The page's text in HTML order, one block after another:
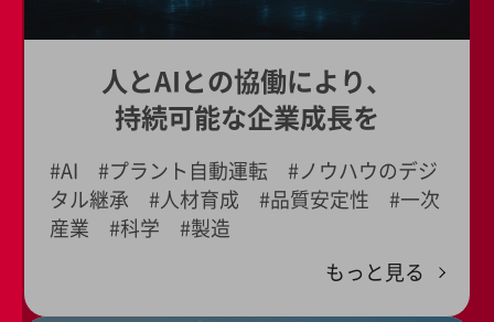
ドコモBiz データ無制限 ドコモ MAX ドコモ mini ドコモBiz かけ放
ケータイプラン
5Gデータプラス
データプラス
IoT向け回線料金
端末の一元管理
人とAIとの協働により、
持続可能な企業成長を
#AI #プラント自動運転 #ノウハウのデジ
タル継承 #人材育成 #品質安定性 #一次
産業 #科学 #製造
もっと見る